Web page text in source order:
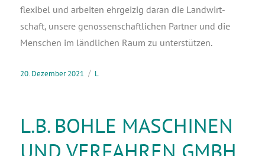
fle­xi­bel und arbei­ten ehr­gei­zig dar­an die Land­wirt­
schaft, unse­re genos­sen­schaft­li­chen Part­ner und die
Men­schen im länd­li­chen Raum zu unterstützen.
20. Dezember 2021 L
L.B. BOHLE MASCHINEN